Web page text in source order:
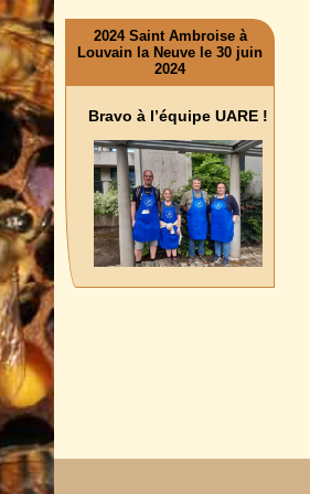
2024 Saint Ambroise à
Louvain la Neuve le 30 juin
2024
Bravo à l’équipe UARE !